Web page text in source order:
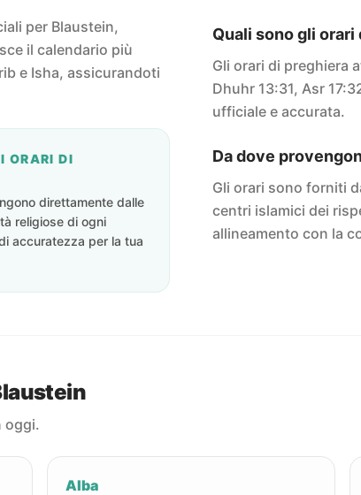
per Blaustein,
il calendario più
e Isha, assicurandoti
ORARI DI
direttamente dalle
religiose di ogni
accuratezza per la tua
Quali sono gli
Gli orari di preghiera
Dhuhr 13:31, Asr
ufficiale e accurata.
Da dove
Gli orari sono forniti
centri islamici dei
allineamento con la
oggi.
Alba